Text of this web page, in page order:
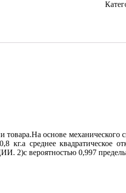
основе
кг.а среднее
0,997 пределы,в